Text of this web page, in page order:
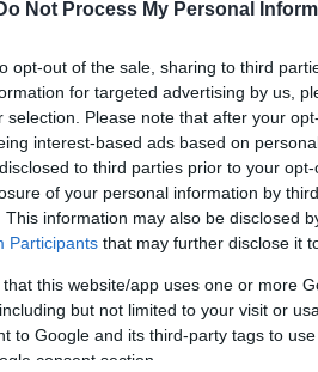
Not Process My Personal
opt-out of the sale, sharing to third
for targeted advertising by us,
selection. Please note that after your
interest-based ads based on
to third parties prior to your
of your personal information by
This information may also be disclosed
Participants that may further disclose it
that this website/app uses one or more
but not limited to your visit or
to Google and its third-party tags to
consent section.
is vissza tudták
utcán, mi érdekli jelenleg
Így az aktuális